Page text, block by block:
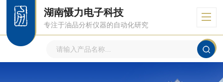
湖南慑力电子科技
专注于油品分析仪器的自动化研究